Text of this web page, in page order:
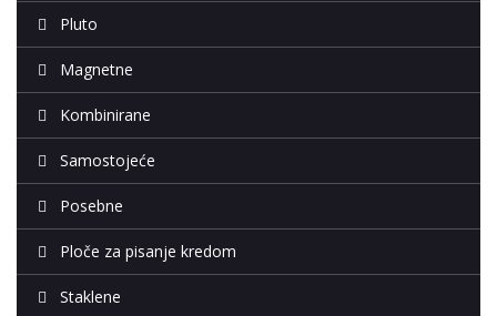
Pluto
Magnetne
Kombinirane
Samostojeće
Posebne
Ploče za pisanje kredom
Staklene